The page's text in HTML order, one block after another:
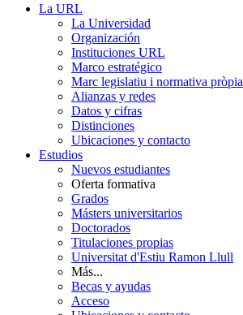
La URL
La Universidad
Organización
Instituciones URL
Marco estratégico
Marc legislatiu i normativa pròpia
Alianzas y redes
Datos y cifras
Distinciones
Ubicaciones y contacto
Estudios
Nuevos estudiantes
Oferta formativa
Grados
Másters universitarios
Doctorados
Titulaciones propias
Universitat d'Estiu Ramon Llull
Más...
Becas y ayudas
Acceso